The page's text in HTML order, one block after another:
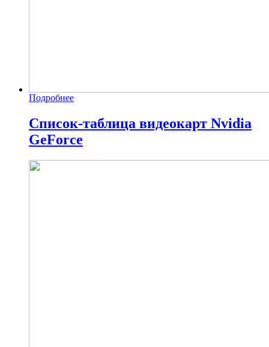
Подробнее
Список-таблица видеокарт Nvidia
GeForce